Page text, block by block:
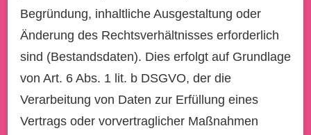
Begründung, inhaltliche Ausgestaltung oder
Änderung des Rechtsverhältnisses erforderlich
sind (Bestandsdaten). Dies erfolgt auf Grundlage
von Art. 6 Abs. 1 lit. b DSGVO, der die
Verarbeitung von Daten zur Erfüllung eines
Vertrags oder vorvertraglicher Maßnahmen